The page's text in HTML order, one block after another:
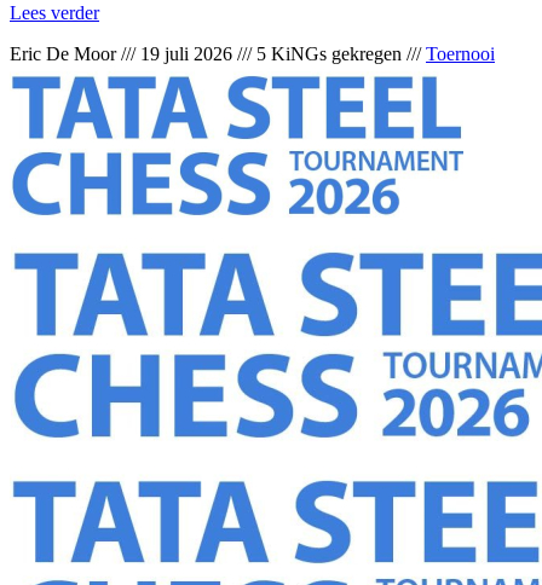
Lees verder
Eric De Moor/// 19 juli 2026 /// 5 KiNGs gekregen ///Toernooi